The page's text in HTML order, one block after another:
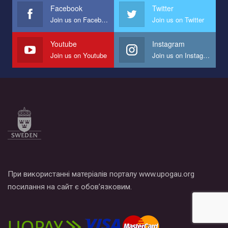
Facebook
Join us on Facebook
Twitter
Join us on Twitter
Youtube
Join us on Youtube
Instagram
Join us on Instagram
При використанні матеріалів порталу www.upogau.org
посилання на сайт є обов’язковим.